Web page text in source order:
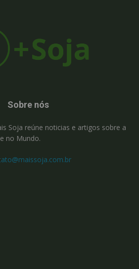
Sobre nós
Soja reúne noticias e artigos sobre a
no Mundo.